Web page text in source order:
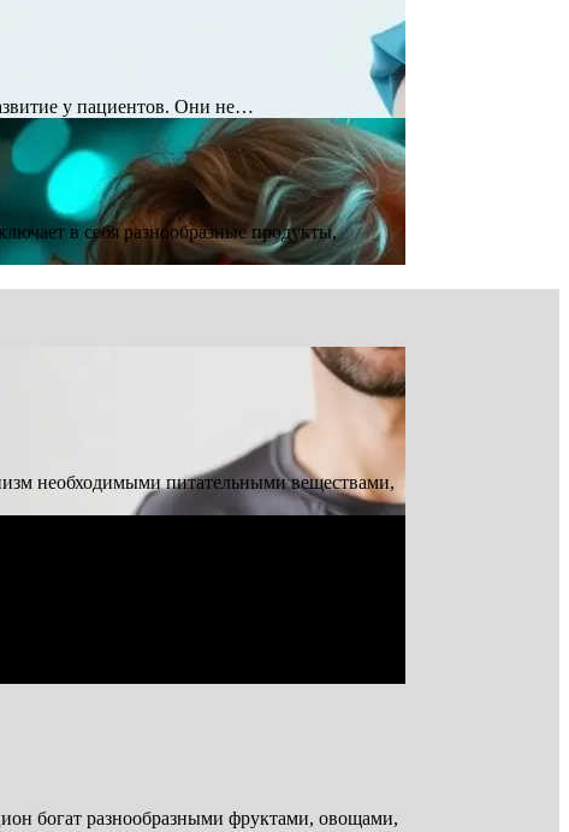
у пациентов. Они не…
в себя разнообразные продукты,
необходимыми питательными веществами,
питательные вещества, которые
богат разнообразными фруктами, овощами,